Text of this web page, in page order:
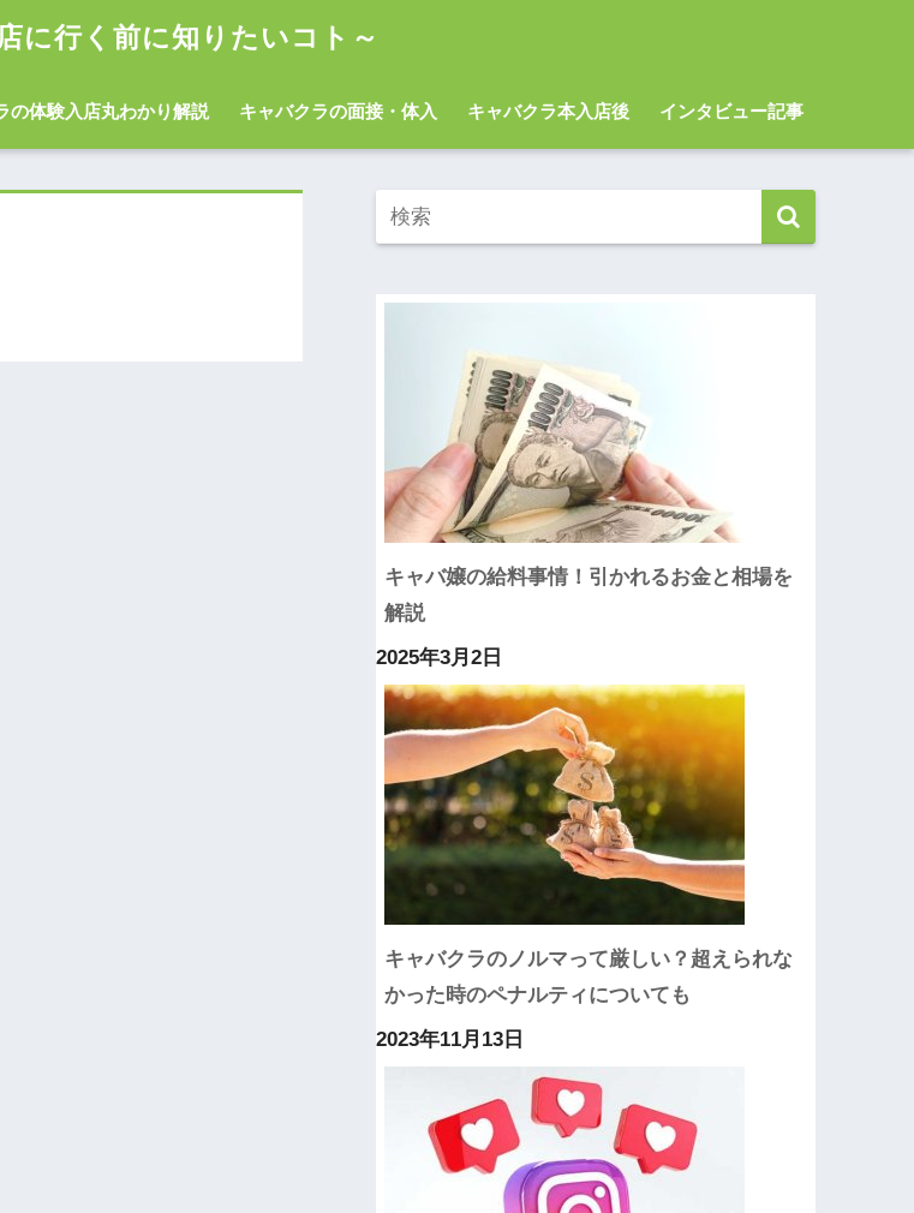
に行く前に知りたいコト～
の体験入店丸わかり解説 キャバクラの面接・体入 キャバクラ本入店後 インタビュー記事
キャバ嬢の給料事情！引かれるお金と相場を
解説
2025年3月2日
キャバクラのノルマって厳しい？超えられな
かった時のペナルティについても
2023年11月13日